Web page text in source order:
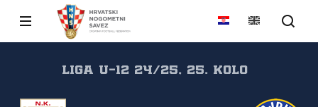
Liga U-12 24/25, 25. kolo